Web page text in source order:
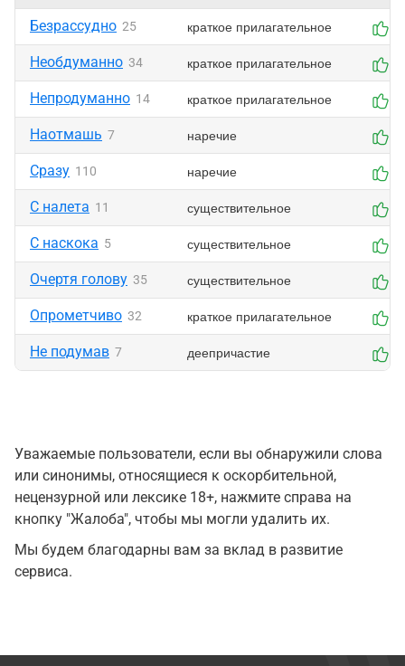
Безрассудно 25 краткое прилагательное
Необдуманно 34 краткое прилагательное
Непродуманно 14 краткое прилагательное
Наотмашь 7 наречие
Сразу 110 наречие
С налета 11 существительное
С наскока 5 существительное
Очертя голову 35 существительное
Опрометчиво 32 краткое прилагательное
Не подумав 7 деепричастие
Уважаемые пользователи, если вы обнаружили слова
или синонимы, относящиеся к оскорбительной,
нецензурной или лексике 18+, нажмите справа на
кнопку "Жалоба", чтобы мы могли удалить их.
Мы будем благодарны вам за вклад в развитие
сервиса.